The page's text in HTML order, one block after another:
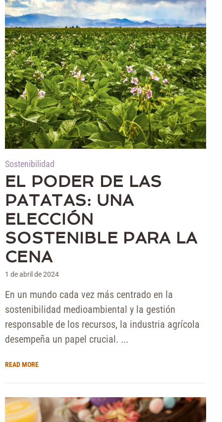
Sostenibilidad
EL PODER DE LAS
PATATAS: UNA
ELECCIÓN
SOSTENIBLE PARA LA
CENA
1 de abril de 2024
En un mundo cada vez más centrado en la
sostenibilidad medioambiental y la gestión
responsable de los recursos, la industria agrícola
desempeña un papel crucial. ...
READ MORE